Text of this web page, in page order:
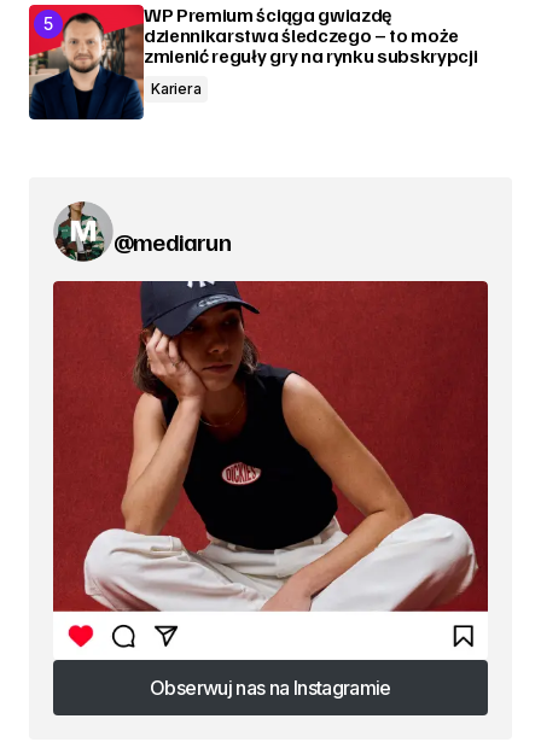
WP Premium ściąga gwiazdę
dziennikarstwa śledczego – to może
zmienić reguły gry na rynku subskrypcji
Kariera
@mediarun
Obserwuj nas na Instagramie
Obserwuj nas na Instagramie